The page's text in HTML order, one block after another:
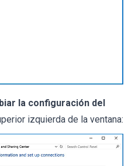
la configuración del
izquierda de la ventana: